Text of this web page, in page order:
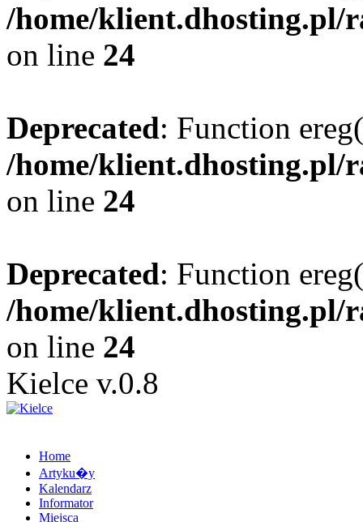
/home/klient.dhosting.pl/
on line 24
Deprecated: Function
/home/klient.dhosting.pl/
on line 24
Deprecated: Function
/home/klient.dhosting.pl/
on line 24
Kielce v.0.8
Home
Artyku�y
Kalendarz
Informator
Miejsca